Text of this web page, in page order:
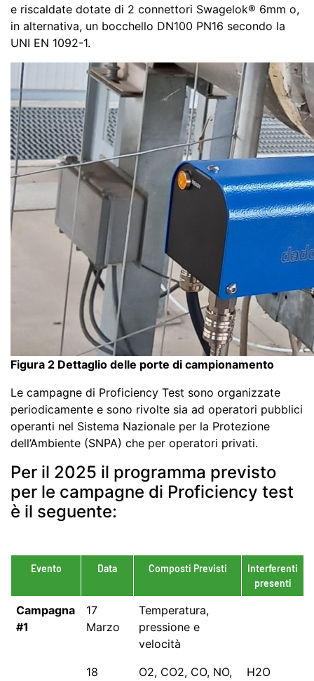
e riscaldate dotate di 2 connettori Swagelok® 6mm o,
in alternativa, un bocchello DN100 PN16 secondo la
UNI EN 1092-1.
Figura 2 Dettaglio delle porte di campionamento
Le campagne di Proficiency Test sono organizzate
periodicamente e sono rivolte sia ad operatori pubblici
operanti nel Sistema Nazionale per la Protezione
dell’Ambiente (SNPA) che per operatori privati.
Per il 2025 il programma previsto
per le campagne di Proficiency test
è il seguente:
Evento Data Composti Previsti
Interferenti
presenti
Campagna
#1
17
Marzo
Temperatura,
pressione e
velocità
18
O2, CO2, CO, NO, H2O